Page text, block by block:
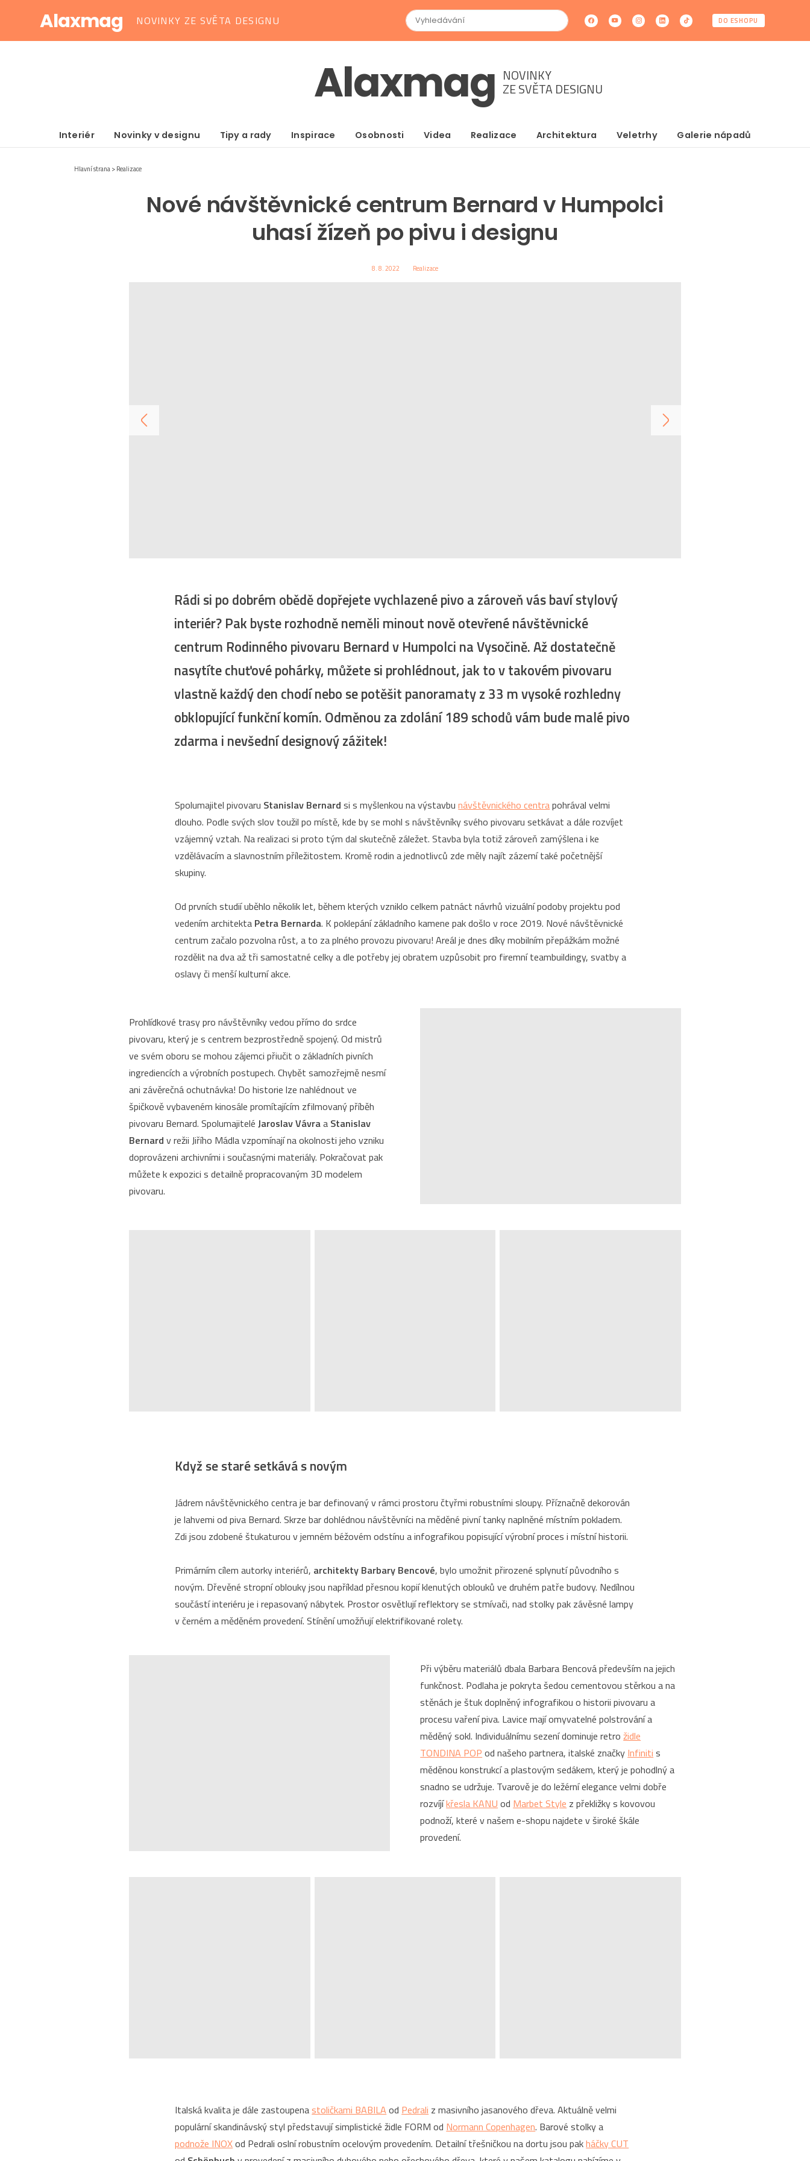
Alaxmag NOVINKY ZE SVĚTA DESIGNU DO ESHOPU
Alaxmag NOVINKY
ZE SVĚTA DESIGNU
Interiér Novinky v designu Tipy a rady Inspirace Osobnosti Videa Realizace Architektura Veletrhy Galerie nápadů
Hlavní strana Realizace
Nové návštěvnické centrum Bernard v Humpolci
uhasí žízeň po pivu i designu
8. 8. 2022 Realizace
Rádi si po dobrém obědě dopřejete vychlazené pivo a zároveň vás baví stylový
interiér? Pak byste rozhodně neměli minout nově otevřené návštěvnické
centrum Rodinného pivovaru Bernard v Humpolci na Vysočině. Až dostatečně
nasytíte chuťové pohárky, můžete si prohlédnout, jak to v takovém pivovaru
vlastně každý den chodí nebo se potěšit panoramaty z 33 m vysoké rozhledny
obklopující funkční komín. Odměnou za zdolání 189 schodů vám bude malé pivo
zdarma i nevšední designový zážitek!
Spolumajitel pivovaru Stanislav Bernard si s myšlenkou na výstavbunávštěvnického centrapohrával velmi
dlouho. Podle svých slov toužil po místě, kde by se mohl s návštěvníky svého pivovaru setkávat a dále rozvíjet
vzájemný vztah. Na realizaci si proto tým dal skutečně záležet. Stavba byla totiž zároveň zamýšlena i ke
vzdělávacím a slavnostním příležitostem. Kromě rodin a jednotlivců zde měly najít zázemí také početnější
skupiny.
Od prvních studií uběhlo několik let, během kterých vzniklo celkem patnáct návrhů vizuální podoby projektu pod
vedením architekta Petra Bernarda. K poklepání základního kamene pak došlo v roce 2019. Nové návštěvnické
centrum začalo pozvolna růst, a to za plného provozu pivovaru! Areál je dnes díky mobilním přepážkám možné
rozdělit na dva až tři samostatné celky a dle potřeby jej obratem uzpůsobit pro firemní teambuildingy, svatby a
oslavy či menší kulturní akce.
Prohlídkové trasy pro návštěvníky vedou přímo do srdce
pivovaru, který je s centrem bezprostředně spojený. Od mistrů
ve svém oboru se mohou zájemci přiučit o základních pivních
ingrediencích a výrobních postupech. Chybět samozřejmě nesmí
ani závěrečná ochutnávka! Do historie lze nahlédnout ve
špičkově vybaveném kinosále promítajícím zfilmovaný příběh
pivovaru Bernard. Spolumajitelé Jaroslav Vávraa Stanislav
Bernard v režii Jiřího Mádla vzpomínají na okolnosti jeho vzniku
doprovázeni archivními i současnými materiály. Pokračovat pak
můžete k expozici s detailně propracovaným 3D modelem
pivovaru.
Když se staré setkává s novým
Jádrem návštěvnického centra je bar definovaný v rámci prostoru čtyřmi robustními sloupy. Příznačně dekorován
je lahvemi od piva Bernard. Skrze bar dohlédnou návštěvníci na měděné pivní tanky naplněné místním pokladem.
Zdi jsou zdobené štukaturou v jemném béžovém odstínu a infografikou popisující výrobní proces i místní historii.
Primárním cílem autorky interiérů, architekty Barbary Bencové, bylo umožnit přirozené splynutí původního s
novým. Dřevěné stropní oblouky jsou například přesnou kopií klenutých oblouků ve druhém patře budovy. Nedílnou
součástí interiéru je i repasovaný nábytek. Prostor osvětlují reflektory se stmívači, nad stolky pak závěsné lampy
v černém a měděném provedení. Stínění umožňují elektrifikované rolety.
Při výběru materiálů dbala Barbara Bencová především na jejich
funkčnost. Podlaha je pokryta šedou cementovou stěrkou a na
stěnách je štuk doplněný infografikou o historii pivovaru a
procesu vaření piva. Lavice mají omyvatelné polstrování a
měděný sokl. Individuálnímu sezení dominuje retrožidle
TONDINA POP od našeho partnera, italské značky Infiniti s
měděnou konstrukcí a plastovým sedákem, který je pohodlný a
snadno se udržuje. Tvarově je do ležérní elegance velmi dobře
rozvíjíkřesla KANU od Marbet Style z překližky s kovovou
podnoží, které v našem e-shopu najdete v široké škále
provedení.
Italská kvalita je dále zastoupenastoličkami BABILA od Pedrali z masivního jasanového dřeva. Aktuálně velmi
populární skandinávský styl představují simplistické židle FORM od Normann Copenhagen. Barové stolky a
podnože INOXod Pedrali oslní robustním ocelovým provedením. Detailní třešničkou na dortu jsou pakháčky CUT